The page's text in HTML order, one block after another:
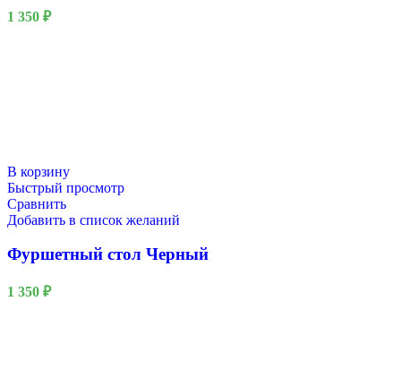
1 350 ₽
В корзину
Быстрый просмотр
Сравнить
Добавить в список желаний
Фуршетный стол Черный
1 350 ₽